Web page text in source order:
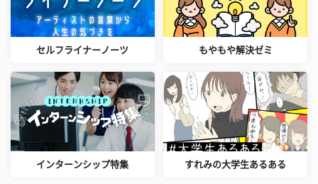
セルフライナーノーツ もやもや解決ゼミ
インターンシップ特集 すれみの大学生あるある